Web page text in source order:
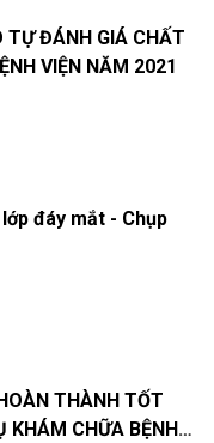
TỰ ĐÁNH GIÁ CHẤT
VIỆN NĂM 2021
đáy mắt - Chụp
THÀNH TỐT
KHÁM CHỮA BỆNH